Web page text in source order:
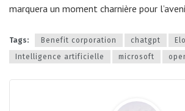
marquera un moment charnière pour
Tags: Benefit corporation chatgpt
Intelligence artificielle
microsoft